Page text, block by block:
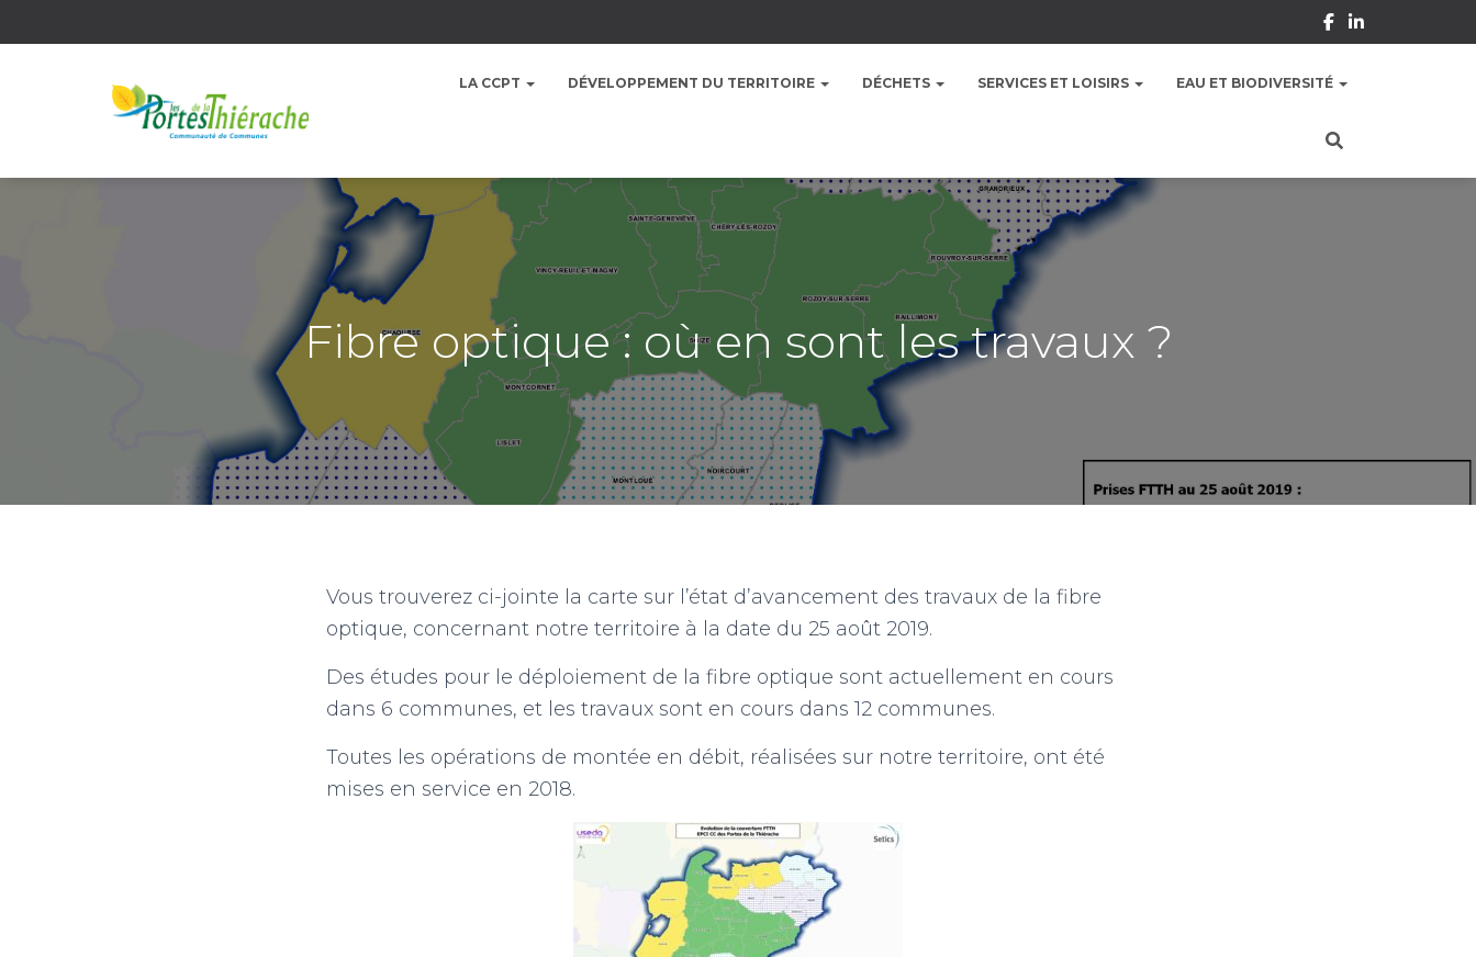
LA CCPT DÉVELOPPEMENT DU TERRITOIRE DÉCHETS SERVICES ET LOISIRS EAU ET BIODIVERSITÉ
Fibre optique : où en sont les travaux ?
Vous trouverez ci-jointe la carte sur l’état d’avancement des travaux de la fibre
optique, concernant notre territoire à la date du 25 août 2019.
Des études pour le déploiement de la fibre optique sont actuellement en cours
dans 6 communes, et les travaux sont en cours dans 12 communes.
Toutes les opérations de montée en débit, réalisées sur notre territoire, ont été
mises en service en 2018.